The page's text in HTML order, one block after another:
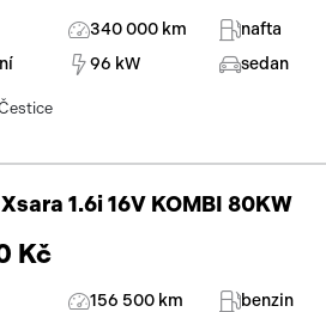
340 000 km
nafta
96 kW sedan
1.6i 16V KOMBI 80KW
Kč
156 500 km
benzin